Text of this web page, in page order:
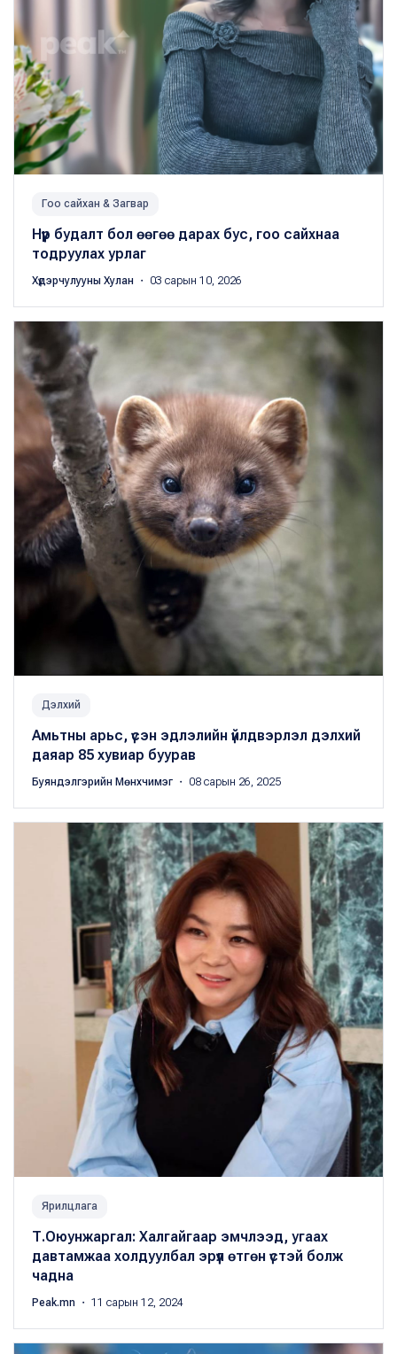
Гоо сайхан & Загвар
Нүүр будалт бол өөгөө дарах бус, гоо сайхнаа
тодруулах урлаг
Хүдэрчулууны Хулан ・ 03 сарын 10, 2026
Дэлхий
Амьтны арьс, үсэн эдлэлийн үйлдвэрлэл дэлхий
даяар 85 хувиар буурав
Буяндэлгэрийн Мөнхчимэг ・ 08 сарын 26, 2025
Ярилцлага
Т.Оюунжаргал: Халгайгаар эмчлээд, угаах
давтамжаа холдуулбал эрүүл өтгөн үстэй болж
чадна
Peak.mn ・ 11 сарын 12, 2024